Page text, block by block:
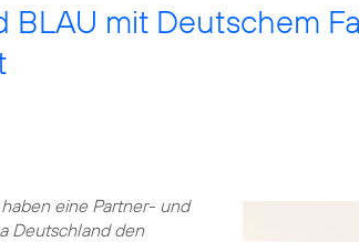
BLAU mit Deutschem
eine Partner- und
Deutschland den